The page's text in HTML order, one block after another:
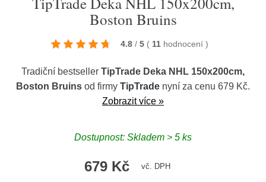
Boston Bruins
4.8 / 5 ( 11 hodnocení )
Tradiční bestseller TipTrade Deka NHL 150x200cm,
Boston Bruins od firmy TipTrade nyní za cenu 679 Kč.
Zobrazit více »
Dostupnost: Skladem > 5 ks
679 Kč vč. DPH